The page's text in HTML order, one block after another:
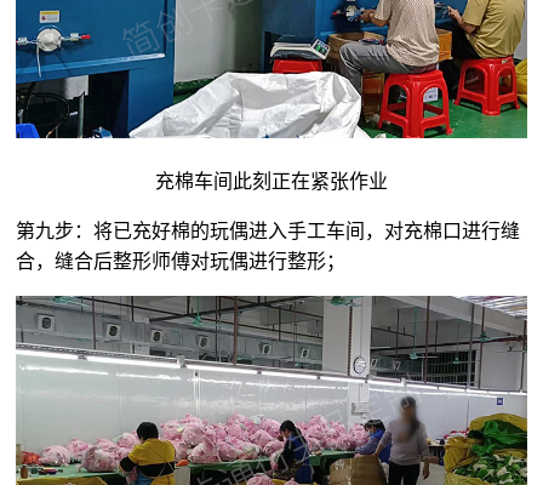
充棉车间此刻正在紧张作业
第九步：将已充好棉的玩偶进入手工车间，对充棉口进行缝
合，缝合后整形师傅对玩偶进行整形；